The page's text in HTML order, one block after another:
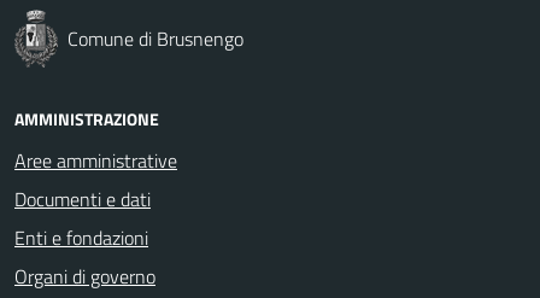
Comune di Brusnengo
AMMINISTRAZIONE
Aree amministrative
Documenti e dati
Enti e fondazioni
Organi di governo